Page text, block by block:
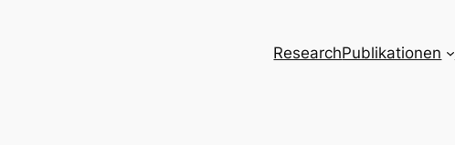
ResearchPublikationen